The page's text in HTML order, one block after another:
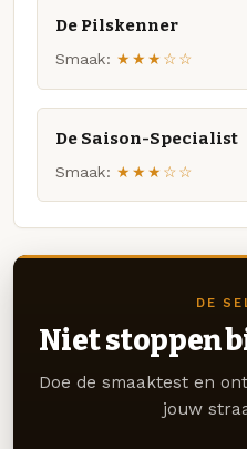
De Pilskenner
Smaak: ★★★☆☆
De Saison-Specialist
Smaak: ★★★☆☆
DE
Niet stoppen
Doe de smaaktest en
jouw